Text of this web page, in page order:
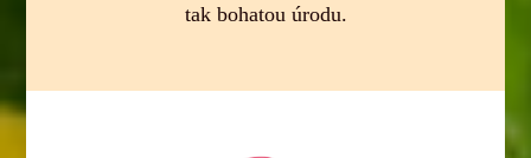
tak bohatou úrodu.